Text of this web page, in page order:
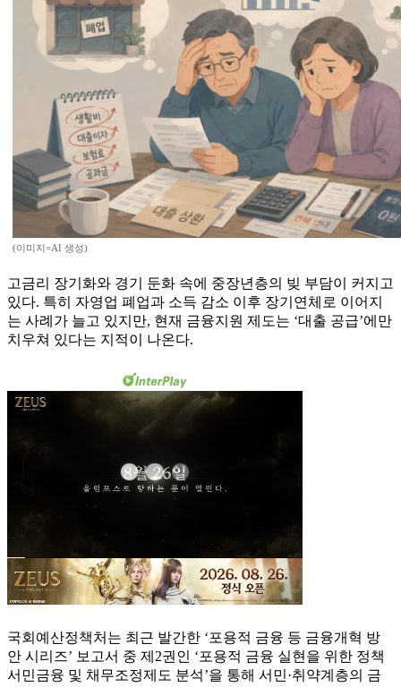
(이미지=AI 생성)
고금리 장기화와 경기 둔화 속에 중장년층의 빚 부담이 커지고
있다. 특히 자영업 폐업과 소득 감소 이후 장기연체로 이어지
는 사례가 늘고 있지만, 현재 금융지원 제도는 ‘대출 공급’에만
치우쳐 있다는 지적이 나온다.
국회예산정책처는 최근 발간한 ‘포용적 금융 등 금융개혁 방
안 시리즈’ 보고서 중 제2권인 ‘포용적 금융 실현을 위한 정책
서민금융 및 채무조정제도 분석’을 통해 서민·취약계층의 금